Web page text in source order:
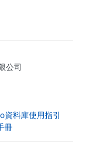
公司
資料庫使用指引
冊